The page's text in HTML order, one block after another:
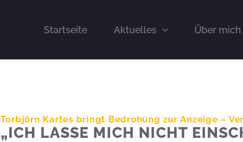
Startseite Aktuelles Über mich
Torbjörn Kartes bringt Bedrohung zur Anzeige –
„ICH LASSE MICH NICHT